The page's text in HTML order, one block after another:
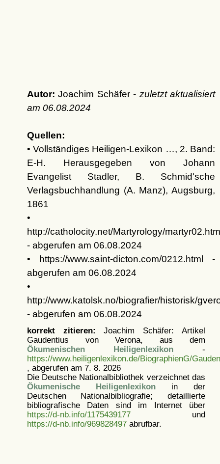
Autor: Joachim Schäfer - zuletzt aktualisiert
am 06.08.2024
Quellen:
• Vollständiges Heiligen-Lexikon …, 2. Band:
E-H. Herausgegeben von Johann
Evangelist Stadler, B. Schmid'sche
Verlagsbuchhandlung (A. Manz), Augsburg,
1861
•
http://catholocity.net/Martyrology/
- abgerufen am 06.08.2024
• https://www.saint-dicton.com/0212.html -
abgerufen am 06.08.2024
•
http://www.katolsk.no/biografier/historisk/
- abgerufen am 06.08.2024
korrekt zitieren: Joachim Schäfer: Artikel
Gaudentius von Verona, aus dem
Ökumenischen Heiligenlexikon -
https://www.heiligenlexikon.de/BiographienG/
, abgerufen am 7. 8. 2026
Die Deutsche Nationalbibliothek verzeichnet das
Ökumenische Heiligenlexikonin der
Deutschen Nationalbibliografie; detaillierte
bibliografische Daten sind im Internet über
https://d-nb.info/1175439177und
https://d-nb.info/969828497abrufbar.